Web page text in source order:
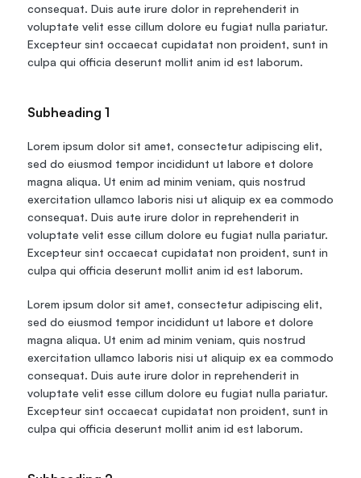
consequat. Duis aute irure dolor in reprehenderit in
voluptate velit esse cillum dolore eu fugiat nulla pariatur.
Excepteur sint occaecat cupidatat non proident, sunt in
culpa qui officia deserunt mollit anim id est laborum.
Subheading 1
Lorem ipsum dolor sit amet, consectetur adipiscing elit,
sed do eiusmod tempor incididunt ut labore et dolore
magna aliqua. Ut enim ad minim veniam, quis nostrud
exercitation ullamco laboris nisi ut aliquip ex ea commodo
consequat. Duis aute irure dolor in reprehenderit in
voluptate velit esse cillum dolore eu fugiat nulla pariatur.
Excepteur sint occaecat cupidatat non proident, sunt in
culpa qui officia deserunt mollit anim id est laborum.
Lorem ipsum dolor sit amet, consectetur adipiscing elit,
sed do eiusmod tempor incididunt ut labore et dolore
magna aliqua. Ut enim ad minim veniam, quis nostrud
exercitation ullamco laboris nisi ut aliquip ex ea commodo
consequat. Duis aute irure dolor in reprehenderit in
voluptate velit esse cillum dolore eu fugiat nulla pariatur.
Excepteur sint occaecat cupidatat non proident, sunt in
culpa qui officia deserunt mollit anim id est laborum.